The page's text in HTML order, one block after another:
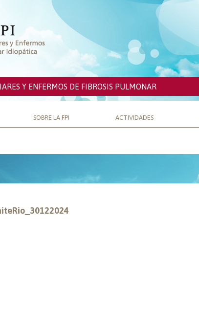
Y ENFERMOS DE FIBROSIS PULMONAR
SOBRE LA FPI ACTIVIDADES